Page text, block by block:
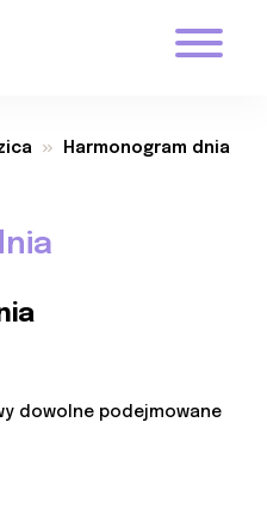
Harmonogram dnia
dowolne podejmowane